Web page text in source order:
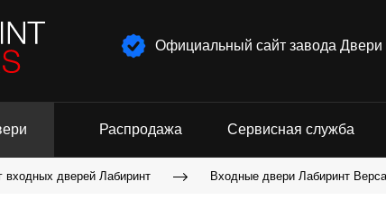
Официальный сайт завода Двери
Распродажа Сервисная служба
входных дверей Лабиринт Входные двери Лабиринт